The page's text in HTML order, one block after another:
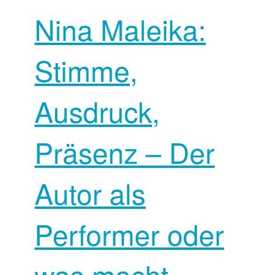
Nina Maleika:
Stimme,
Ausdruck,
Präsenz – Der
Autor als
Performer oder